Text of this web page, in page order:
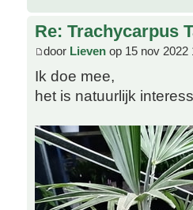
Re: Trachycarpus
door Lieven op 15 nov 2022
Ik doe mee,
het is natuurlijk